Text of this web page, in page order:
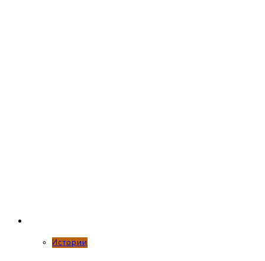
Истории